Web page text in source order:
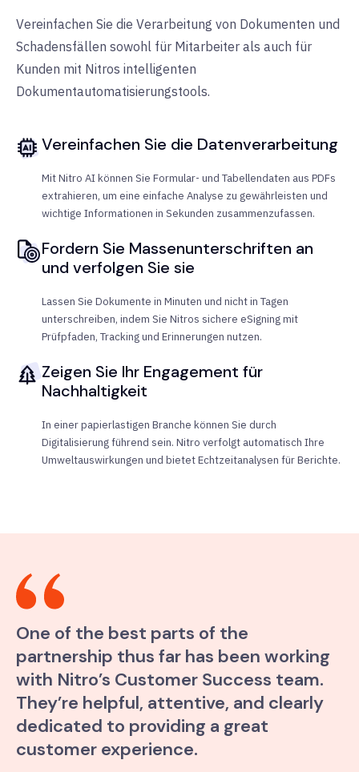
Vereinfachen Sie die Verarbeitung von Dokumenten und
Schadensfällen sowohl für Mitarbeiter als auch für
Kunden mit Nitros intelligenten
Dokumentautomatisierungstools.
Vereinfachen Sie die Datenverarbeitung
Mit Nitro AI können Sie Formular- und Tabellendaten aus PDFs
extrahieren, um eine einfache Analyse zu gewährleisten und
wichtige Informationen in Sekunden zusammenzufassen.
Fordern Sie Massenunterschriften an
und verfolgen Sie sie
Lassen Sie Dokumente in Minuten und nicht in Tagen
unterschreiben, indem Sie Nitros sichere eSigning mit
Prüfpfaden, Tracking und Erinnerungen nutzen.
Zeigen Sie Ihr Engagement für
Nachhaltigkeit
In einer papierlastigen Branche können Sie durch
Digitalisierung führend sein. Nitro verfolgt automatisch Ihre
Umweltauswirkungen und bietet Echtzeitanalysen für Berichte.
One of the best parts of the
partnership thus far has been working
with Nitro’s Customer Success team.
They’re helpful, attentive, and clearly
dedicated to providing a great
customer experience.